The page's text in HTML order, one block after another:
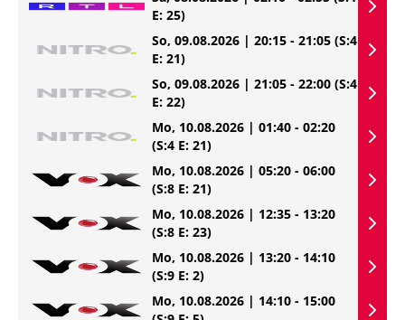
E: 25)
So, 09.08.2026 | 20:15 - 21:05 (S:4
E: 21)
So, 09.08.2026 | 21:05 - 22:00 (S:4
E: 22)
Mo, 10.08.2026 | 01:40 - 02:20
(S:4 E: 21)
Mo, 10.08.2026 | 05:20 - 06:00
(S:8 E: 21)
Mo, 10.08.2026 | 12:35 - 13:20
(S:8 E: 23)
Mo, 10.08.2026 | 13:20 - 14:10
(S:9 E: 2)
Mo, 10.08.2026 | 14:10 - 15:00